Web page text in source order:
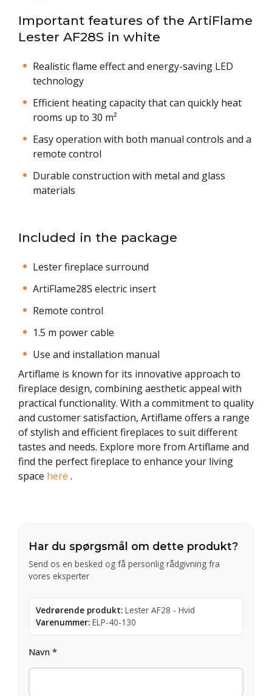
Important features of the ArtiFlame
Lester AF28S in white
Realistic flame effect and energy-saving LED
technology
Efficient heating capacity that can quickly heat
rooms up to 30 m²
Easy operation with both manual controls and a
remote control
Durable construction with metal and glass
materials
Included in the package
Lester fireplace surround
ArtiFlame28S electric insert
Remote control
1.5 m power cable
Use and installation manual
Artiflame is known for its innovative approach to
fireplace design, combining aesthetic appeal with
practical functionality. With a commitment to quality
and customer satisfaction, Artiflame offers a range
of stylish and efficient fireplaces to suit different
tastes and needs. Explore more from Artiflame and
find the perfect fireplace to enhance your living
space here .
Har du spørgsmål om dette produkt?
Send os en besked og få personlig rådgivning fra
vores eksperter
Vedrørende produkt: Lester AF28 - Hvid
Varenummer: ELP-40-130
Navn *